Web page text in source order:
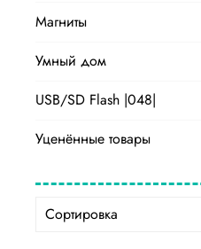
Магниты
Умный дом
USB/SD Flash |048|
Уценённые товары